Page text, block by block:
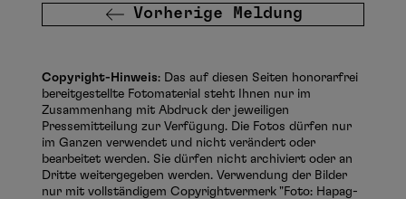
Vorherige Meldung
Copyright-Hinweis: Das auf diesen Seiten honorarfrei
bereitgestellte Fotomaterial steht Ihnen nur im
Zusammenhang mit Abdruck der jeweiligen
Pressemitteilung zur Verfügung. Die Fotos dürfen nur
im Ganzen verwendet und nicht verändert oder
bearbeitet werden. Sie dürfen nicht archiviert oder an
Dritte weitergegeben werden. Verwendung der Bilder
nur mit vollständigem Copyrightvermerk "Foto: Hapag-